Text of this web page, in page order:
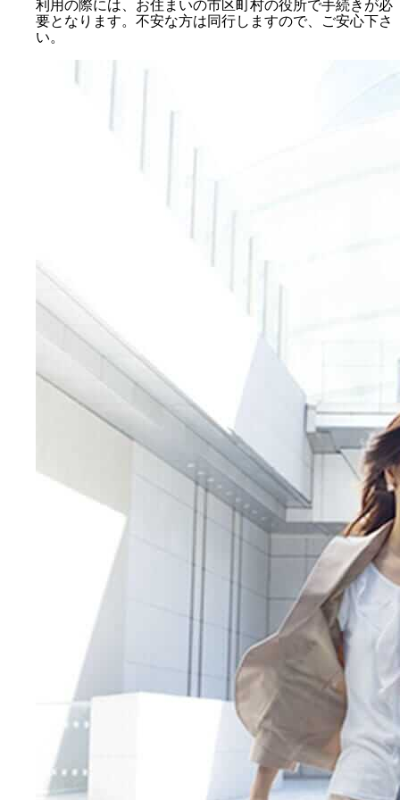
利用の際には、お住まいの市区町村の役所で手続きが必
要となります。不安な方は同行しますので、ご安心下さ
い。